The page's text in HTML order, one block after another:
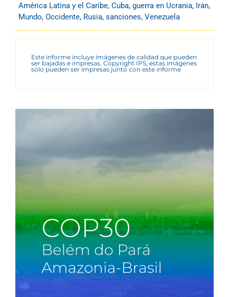
América Latina y el Caribe, Cuba, guerra en Ucrania, Irán,
Mundo, Occidente, Rusia, sanciones, Venezuela
Este informe incluye imágenes de calidad que pueden
ser bajadas e impresas. Copyright IPS, estas imágenes
sólo pueden ser impresas junto con este informe